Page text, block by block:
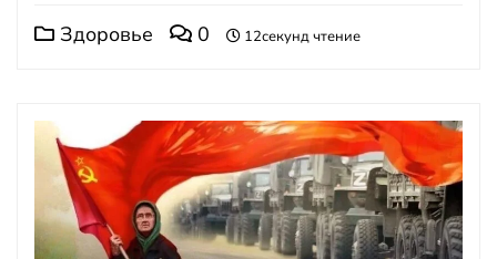
Здоровье 0 12секунд чтение